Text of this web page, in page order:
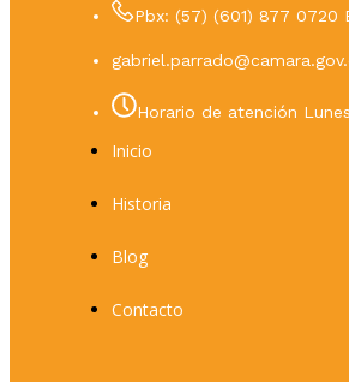
Pbx: (57) (601) 877 0720
Horario de atención
Inicio
Historia
Blog
Contacto